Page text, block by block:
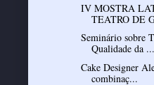
IV MOSTRA
TEATRO DE
Seminário sobre
Qualidade da ...
Cake Designer
combinaç...